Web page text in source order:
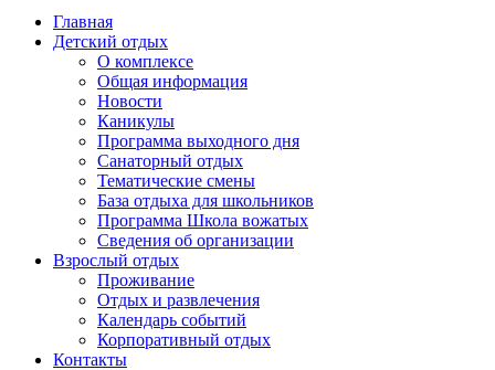
Главная
Детский отдых
О комплексе
Общая информация
Новости
Каникулы
Программа выходного дня
Санаторный отдых
Тематические смены
База отдыха для школьников
Программа Школа вожатых
Cведения об организации
Взрослый отдых
Проживание
Отдых и развлечения
Календарь событий
Корпоративный отдых
Контакты